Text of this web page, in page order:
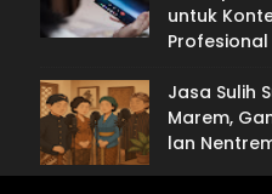
untuk
Profesional
Jasa Sulih
Marem,
lan